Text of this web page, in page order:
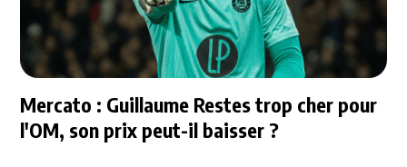
Mercato : Guillaume Restes trop cher pour
l'OM, son prix peut-il baisser ?